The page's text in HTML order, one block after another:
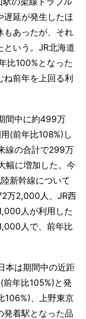
遅延が発生したほ
もあったが、それ
という。JR北海道
比100%となった
前年を上回る利
間中に約499万
(前年比108%)し
線の合計で299万
幅に増加した。今
新幹線について
万2,000人、JR西
人が利用した
人で、前年比
本は期間中の近距
年比105%)と発
106%)、上野東京
発着駅となった品